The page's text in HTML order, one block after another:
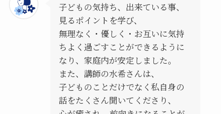
子どもの気持ち、出来ている事、
見るポイントを学び、
無理なく・優しく・お互いに気持
ちよく過ごすことができるように
なり、家庭内が安定しました。
また、講師の水希さんは、
子どものことだけでなく私自身の
話をたくさん聞いてくださり、